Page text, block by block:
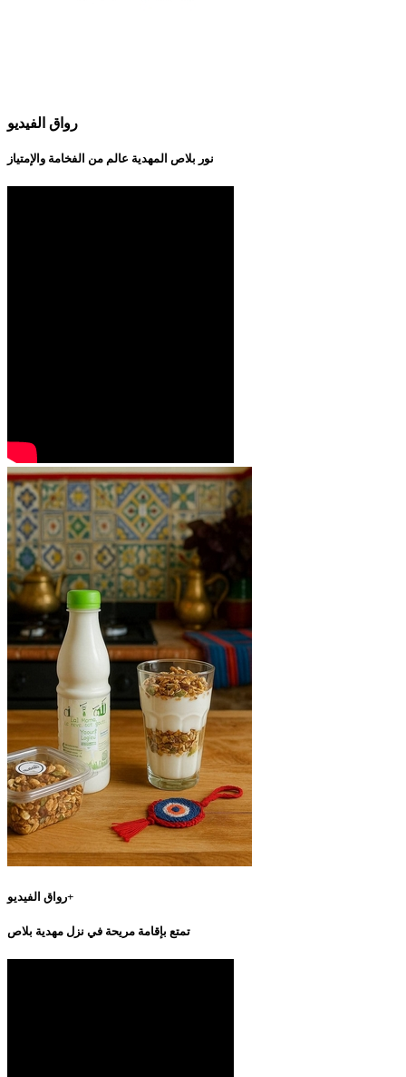
رواق الفيديو
نور بلاص المهدية عالم من الفخامة والإمتياز
رواق الفيديو+
تمتع بإقامة مريحة في نزل مهدية بلاص